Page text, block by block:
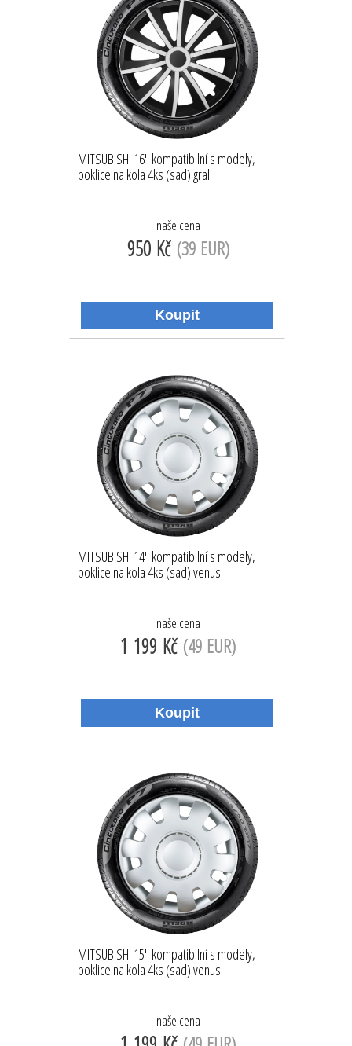
MITSUBISHI 16'' kompatibilní s modely,
poklice na kola 4ks (sad) gral
naše cena
950 Kč (39 EUR)
MITSUBISHI 14'' kompatibilní s modely,
poklice na kola 4ks (sad) venus
naše cena
1 199 Kč (49 EUR)
MITSUBISHI 15'' kompatibilní s modely,
poklice na kola 4ks (sad) venus
naše cena